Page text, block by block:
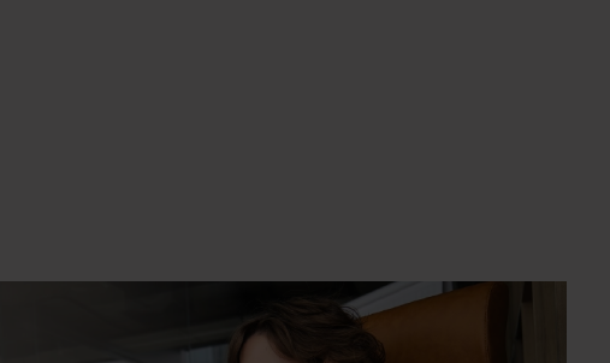
um die Anzahl zu erhöhen oder zu